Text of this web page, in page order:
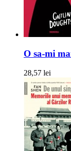
O sa-mi
28,57 lei